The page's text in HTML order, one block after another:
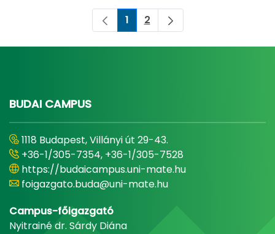
Oldal
1 Oldal
2
BUDAI CAMPUS
1118 Budapest, Villányi út 29-43.
+36-1/305-7354, +36-1/305-7528
https://budaicampus.uni-mate.hu
foigazgato.buda@uni-mate.hu
Campus-főigazgató
Nyitrainé dr. Sárdy Diána